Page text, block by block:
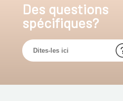
Des questions
spécifiques?